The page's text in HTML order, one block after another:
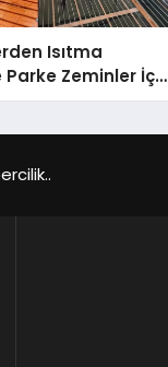
Isıtma
Zeminler İçin